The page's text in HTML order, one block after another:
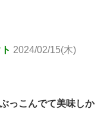
2024/02/15(木)
っこんでて美味しか